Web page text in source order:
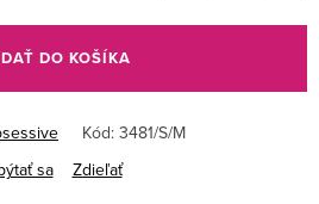
DO KOŠÍKA
Kód: 3481/S/M
sa
Zdieľať